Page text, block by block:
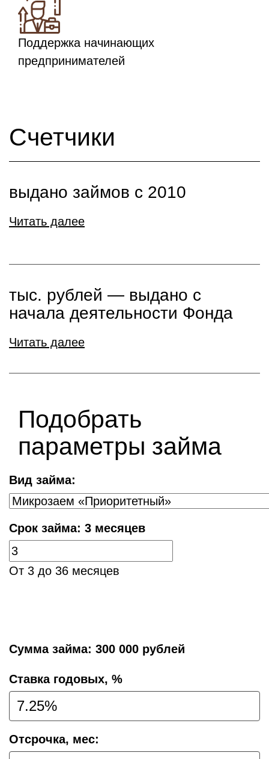
Поддержка начинающих
предпринимателей
Счетчики
выдано займов с 2010
Читать далее
тыс. рублей ― выдано с
начала деятельности Фонда
Читать далее
Подобрать
параметры займа
Вид займа:
Срок займа: 3 месяцев
От 3 до 36 месяцев
Сумма займа: 300 000 рублей
Cтавка годовых, %
Отсрочка, мес: